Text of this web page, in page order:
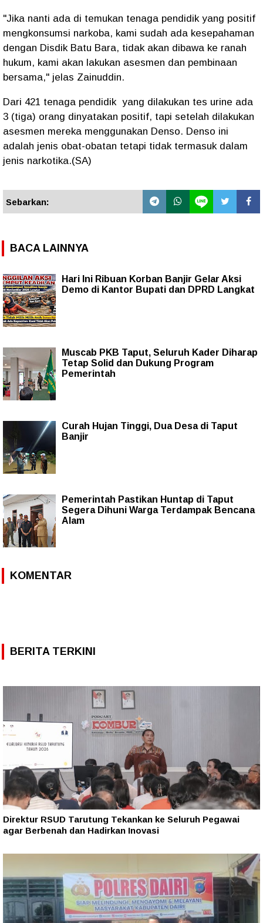
"Jika nanti ada di temukan tenaga pendidik yang positif
mengkonsumsi narkoba, kami sudah ada kesepahaman
dengan Disdik Batu Bara, tidak akan dibawa ke ranah
hukum, kami akan lakukan asesmen dan pembinaan
bersama," jelas Zainuddin.
Dari 421 tenaga pendidik yang dilakukan tes urine ada
3 (tiga) orang dinyatakan positif, tapi setelah dilakukan
asesmen mereka menggunakan Denso. Denso ini
adalah jenis obat-obatan tetapi tidak termasuk dalam
jenis narkotika.(SA)
Sebarkan:
BACA LAINNYA
Hari Ini Ribuan Korban Banjir Gelar Aksi
Demo di Kantor Bupati dan DPRD Langkat
Muscab PKB Taput, Seluruh Kader Diharap
Tetap Solid dan Dukung Program
Pemerintah
Curah Hujan Tinggi, Dua Desa di Taput
Banjir
Pemerintah Pastikan Huntap di Taput
Segera Dihuni Warga Terdampak Bencana
Alam
KOMENTAR
BERITA TERKINI
Direktur RSUD Tarutung Tekankan ke Seluruh Pegawai
agar Berbenah dan Hadirkan Inovasi